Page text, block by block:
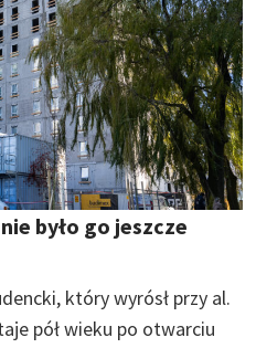
było go jeszcze
który wyrósł przy al.
pół wieku po otwarciu